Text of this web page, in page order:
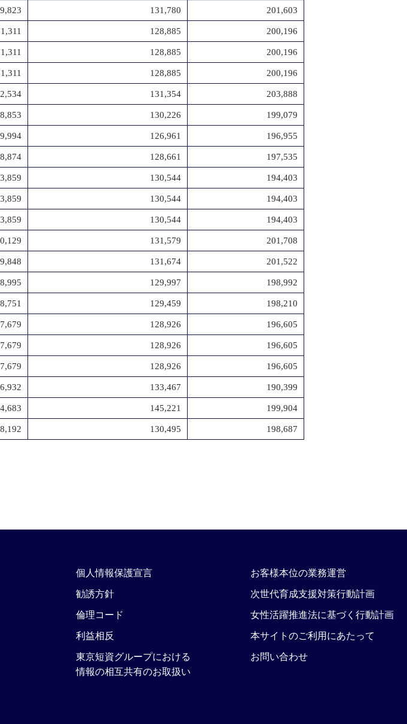
131,780 201,603
128,885 200,196
128,885 200,196
128,885 200,196
131,354 203,888
130,226 199,079
126,961 196,955
128,661 197,535
130,544 194,403
130,544 194,403
130,544 194,403
131,579 201,708
131,674 201,522
129,997 198,992
129,459 198,210
128,926 196,605
128,926 196,605
128,926 196,605
133,467 190,399
145,221 199,904
130,495 198,687
個人情報保護宣言
勧誘方針
倫理コード
利益相反
東京短資グループにおける
情報の相互共有のお取扱い
お客様本位の業務運営
次世代育成支援対策行動計画
女性活躍推進法に基づく行動計画
本サイトのご利用にあたって
お問い合わせ